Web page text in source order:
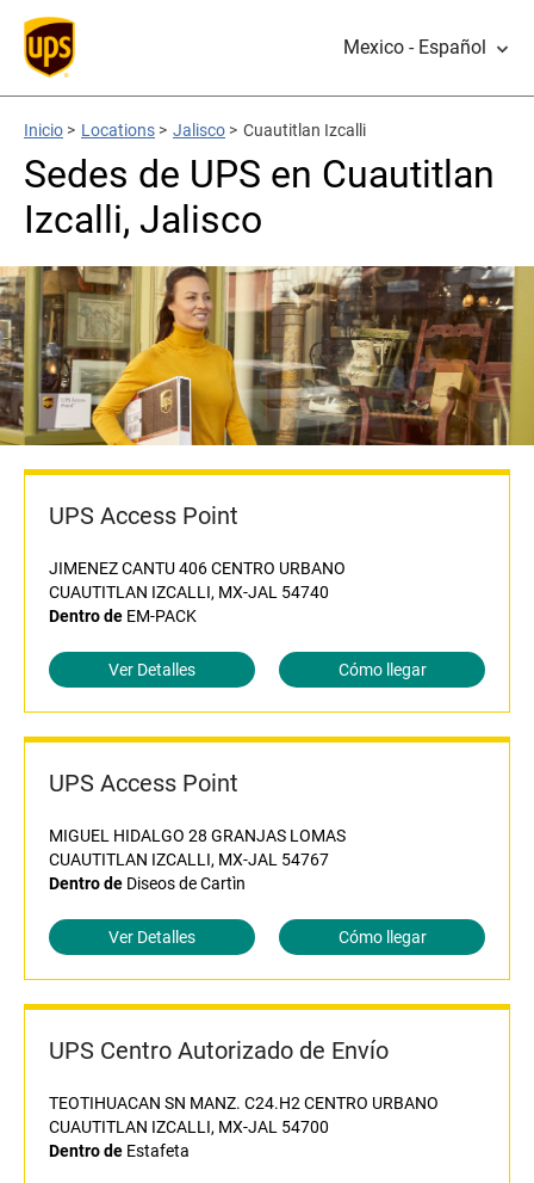
Mexico - Español
Inicio > Locations > Jalisco > Cuautitlan Izcalli
Sedes de UPS en Cuautitlan
Izcalli, Jalisco
UPS Access Point
JIMENEZ CANTU 406 CENTRO URBANO
CUAUTITLAN IZCALLI, MX-JAL 54740
Dentro de EM-PACK
Ver Detalles Cómo llegar
UPS Access Point
MIGUEL HIDALGO 28 GRANJAS LOMAS
CUAUTITLAN IZCALLI, MX-JAL 54767
Dentro de Diseos de Cartìn
Ver Detalles Cómo llegar
UPS Centro Autorizado de Envío
TEOTIHUACAN SN MANZ. C24.H2 CENTRO URBANO
CUAUTITLAN IZCALLI, MX-JAL 54700
Dentro de Estafeta